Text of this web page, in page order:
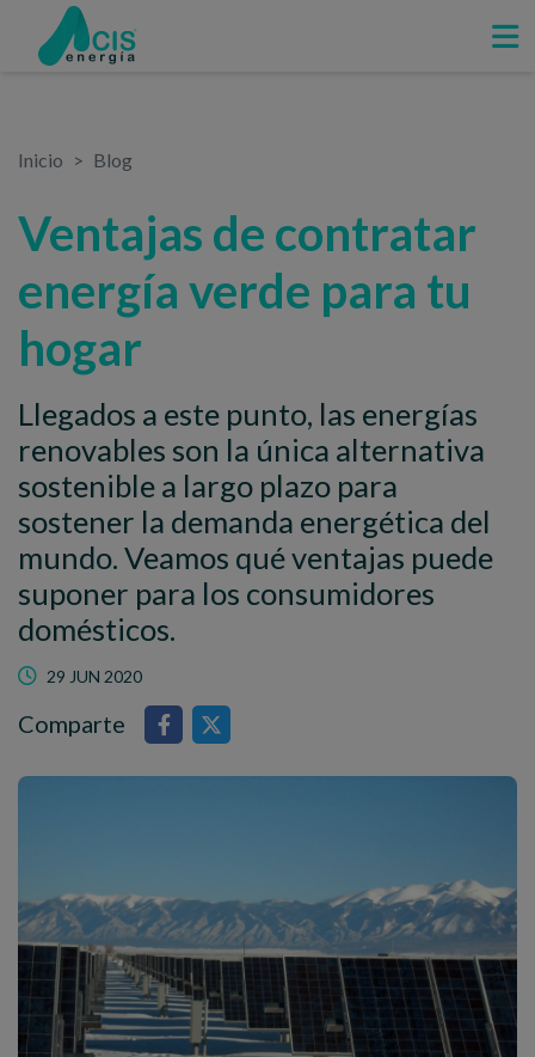
Inicio Blog
Ventajas de contratar
energía verde para tu
hogar
Llegados a este punto, las energías
renovables son la única alternativa
sostenible a largo plazo para
sostener la demanda energética del
mundo. Veamos qué ventajas puede
suponer para los consumidores
domésticos.
29 JUN 2020
Comparte